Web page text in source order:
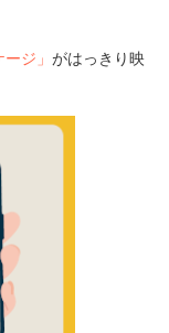
ジ」 がはっきり映
る